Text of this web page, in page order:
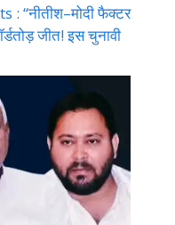
“नीतीश–मोदी फैक्टर
जीत! इस चुनावी